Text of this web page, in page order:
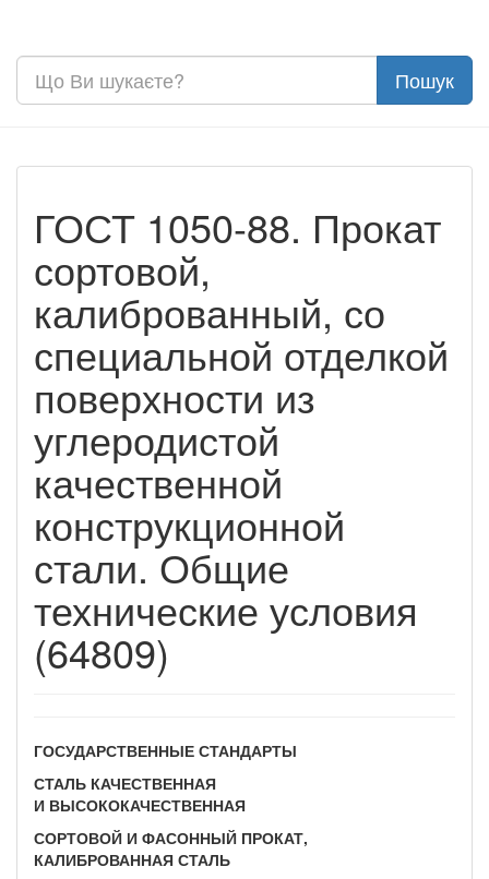
ГОСТ 1050-88. Прокат
сортовой,
калиброванный, со
специальной отделкой
поверхности из
углеродистой
качественной
конструкционной
стали. Общие
технические условия
(64809)
ГОСУДАРСТВЕННЫЕ СТАНДАРТЫ
СТАЛЬ КАЧЕСТВЕННАЯ
И ВЫСОКОКАЧЕСТВЕННАЯ
СОРТОВОЙ И ФАСОННЫЙ ПРОКАТ,
КАЛИБРОВАННАЯ СТАЛЬ